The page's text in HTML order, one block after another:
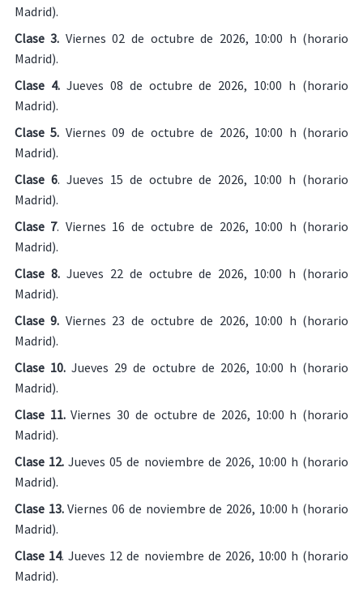
Madrid).
Clase 3. Viernes 02 de octubre de 2026, 10:00 h (horario
Madrid).
Clase 4.Jueves 08 de octubre de 2026, 10:00 h (horario
Madrid).
Clase 5. Viernes 09 de octubre de 2026, 10:00 h (horario
Madrid).
Clase 6. Jueves 15 de octubre de 2026, 10:00 h (horario
Madrid).
Clase 7. Viernes 16 de octubre de 2026, 10:00 h (horario
Madrid).
Clase 8.Jueves 22 de octubre de 2026, 10:00 h (horario
Madrid).
Clase 9. Viernes 23 de octubre de 2026, 10:00 h (horario
Madrid).
Clase 10. Jueves 29 de octubre de 2026, 10:00 h (horario
Madrid).
Clase 11.Viernes 30 de octubre de 2026, 10:00 h (horario
Madrid).
Clase 12. Jueves 05 de noviembre de 2026, 10:00 h (horario
Madrid).
Clase 13.Viernes 06 de noviembre de 2026, 10:00 h (horario
Madrid).
Clase 14. Jueves 12 de noviembre de 2026, 10:00 h (horario
Madrid).